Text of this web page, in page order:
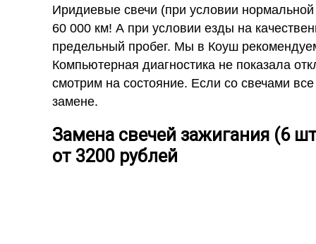
Иридиевые свечи (при условии
60 000 км! А при условии езды на
предельный пробег. Мы в Коуш
Компьютерная диагностика не показала
смотрим на состояние. Если со свечами
замене.
Замена свечей зажигания (6
от 3200 рублей